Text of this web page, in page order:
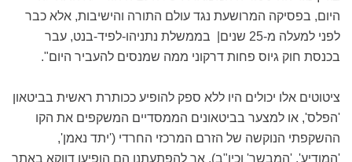
היום, בפסיקה המרושעת נגד עולם התורה והישיבות, אלא כבר
לפני למעלה מ-25 שנים|
בממשלת נתניהו-לפיד-בנט, עבר
בכנסת חוק גיוס פחות דרקוני ממה שמנסים להעביר היום".
ציטוטים אלו יכולים היו ללא ספק להופיע ככותרת ראשית בביטאון
'הפלס', או למצער בביטאונים הממסדיים המשקפים את הקו
ההשקפתי הנוקשה של הזרם המרכזי החרדי ('יתד נאמן',
'המודיע', 'המבשר' וכיו"ב). אך להפתעתנו הם הופיעו דווקא באתר